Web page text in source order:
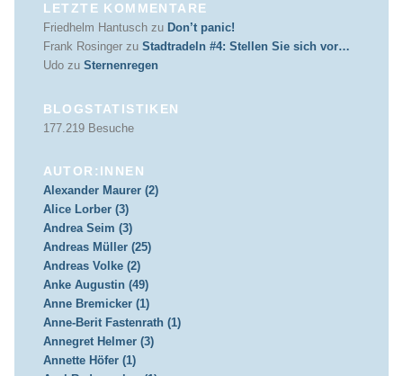
LETZTE KOMMENTARE
Friedhelm Hantuschzu Don’t panic!
Frank Rosingerzu Stadtradeln #4: Stellen Sie sich vor…
Udozu Sternenregen
BLOGSTATISTIKEN
177.219 Besuche
AUTOR:INNEN
Alexander Maurer (2)
Alice Lorber (3)
Andrea Seim (3)
Andreas Müller (25)
Andreas Volke (2)
Anke Augustin (49)
Anne Bremicker (1)
Anne-Berit Fastenrath (1)
Annegret Helmer (3)
Annette Höfer (1)